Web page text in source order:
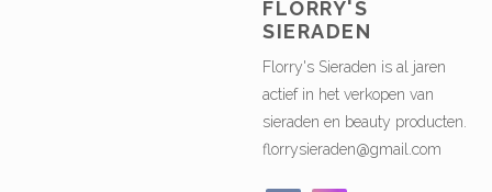
FLORRY'S
SIERADEN
Florry's Sieraden is al jaren
actief in het verkopen van
sieraden en beauty producten.
florrysieraden@gmail.com